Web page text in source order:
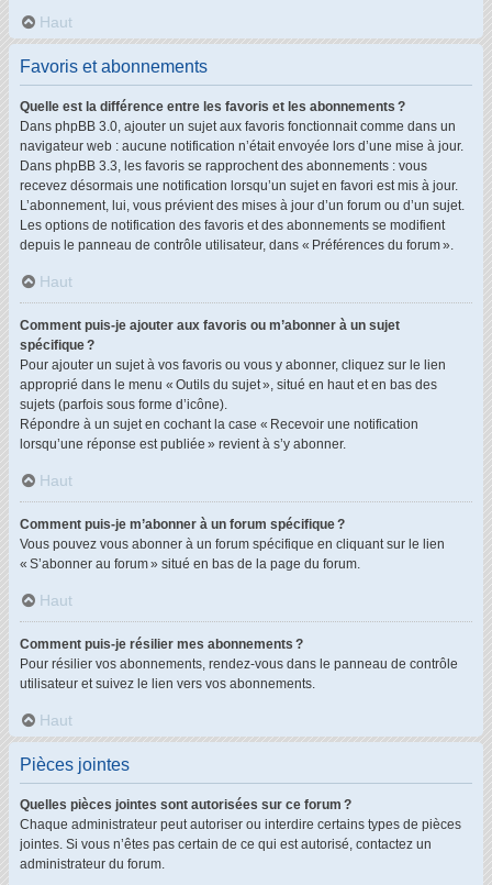
Haut
Favoris et abonnements
Quelle est la différence entre les favoris et les abonnements ?
Dans phpBB 3.0, ajouter un sujet aux favoris fonctionnait comme dans un
navigateur web : aucune notification n’était envoyée lors d’une mise à jour.
Dans phpBB 3.3, les favoris se rapprochent des abonnements : vous
recevez désormais une notification lorsqu’un sujet en favori est mis à jour.
L’abonnement, lui, vous prévient des mises à jour d’un forum ou d’un sujet.
Les options de notification des favoris et des abonnements se modifient
depuis le panneau de contrôle utilisateur, dans « Préférences du forum ».
Haut
Comment puis-je ajouter aux favoris ou m’abonner à un sujet
spécifique ?
Pour ajouter un sujet à vos favoris ou vous y abonner, cliquez sur le lien
approprié dans le menu « Outils du sujet », situé en haut et en bas des
sujets (parfois sous forme d’icône).
Répondre à un sujet en cochant la case « Recevoir une notification
lorsqu’une réponse est publiée » revient à s’y abonner.
Haut
Comment puis-je m’abonner à un forum spécifique ?
Vous pouvez vous abonner à un forum spécifique en cliquant sur le lien
« S’abonner au forum » situé en bas de la page du forum.
Haut
Comment puis-je résilier mes abonnements ?
Pour résilier vos abonnements, rendez-vous dans le panneau de contrôle
utilisateur et suivez le lien vers vos abonnements.
Haut
Pièces jointes
Quelles pièces jointes sont autorisées sur ce forum ?
Chaque administrateur peut autoriser ou interdire certains types de pièces
jointes. Si vous n’êtes pas certain de ce qui est autorisé, contactez un
administrateur du forum.